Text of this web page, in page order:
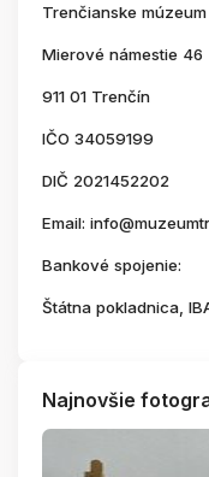
Trenčianske
Mierové námestie 46
911 01 Trenčín
IČO 34059199
DIČ 2021452202
Email:
Bankové spojenie:
Štátna pokladnica,
Najnovšie